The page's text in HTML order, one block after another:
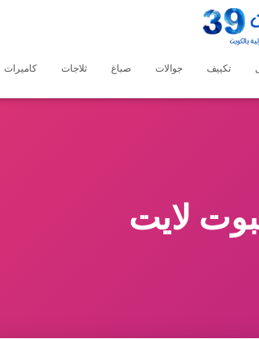
تكييف جوالات صباغ ثلاجات كاميرات
لايت